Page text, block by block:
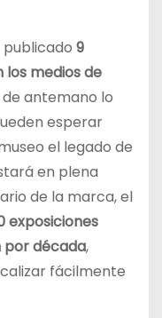
publicado 9
medios de
antemano lo
esperar
el legado de
en plena
de la marca, el
exposiciones
por década,
fácilmente